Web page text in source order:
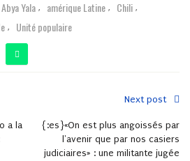
Abya Yala , amérique Latine , Chili ,
, Unité populaire
a la
Next post
{:es}«On est plus angoissés par
l'avenir que par nos casiers
judiciaires» : une militante jugée